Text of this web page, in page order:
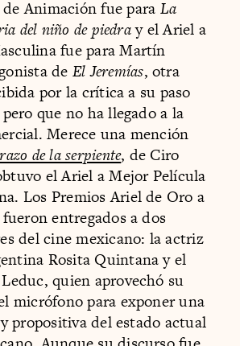
Animación fue para La
del niño de piedray el Ariel a
fue para Martín
de El Jeremías, otra
por la crítica a su paso
que no ha llegado a la
Merece una mención
de la serpiente, de Ciro
el Ariel a Mejor Película
Los Premios Ariel de Oro a
entregados a dos
del cine mexicano: la actriz
Rosita Quintana y el
quien aprovechó su
micrófono para exponer una
propositiva del estado actual